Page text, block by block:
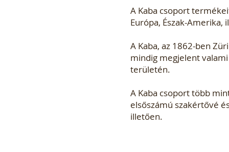
A Kaba csoport
Európa, Észak-Amerika,
A Kaba, az 1862-ben
mindig megjelent
területén.
A Kaba csoport több
elsőszámú szakértővé
illetően.